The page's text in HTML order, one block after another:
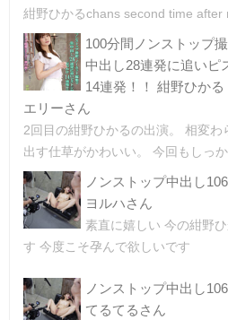
紺野ひかるchans second time after
100分間ノンストップ
中出し28連発に追いピ
14連発！！ 紺野ひかる
エリーさん
2回目の紺野ひかるの出演。 相変
出す仕草がかわいい。 今回もしっか
ノンストップ中出し
ヨルハさん
素直に嬉しい 今の紺野
す 今度こそ孕んで欲しいです
ノンストップ中出し
てるてるさん